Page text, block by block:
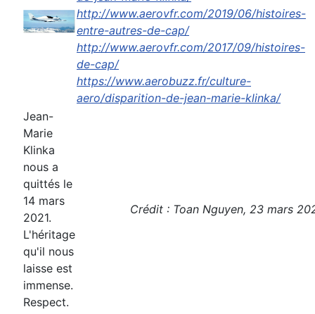
http://www.aerovfr.com/2019/06/histoires-
entre-autres-de-cap/
http://www.aerovfr.com/2017/09/histoires-
de-cap/
https://www.aerobuzz.fr/culture-
aero/disparition-de-jean-marie-klinka/
Jean-
Marie
Klinka
nous a
quittés le
14 mars
2021.
L'héritage
qu'il nous
laisse est
immense.
Respect.
Crédit : Toan Nguyen, 23 mars